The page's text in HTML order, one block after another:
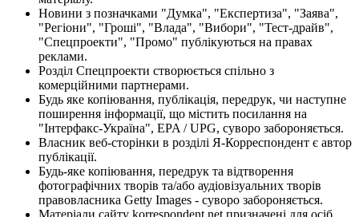
Новини з позначками "Думка", "Експертиза", "Заява",
"Регіони", "Гроші", "Влада", "Вибори", "Тест-драйв",
"Спецпроекти", "Промо" публікуються на правах
реклами.
Розділ Спецпроекти створюється спільно з
комерційними партнерами.
Будь яке копіювання, публікація, передрук, чи наступне
поширення інформації, що містить посилання на
"Інтерфакс-Україна", EPA / UPG, суворо забороняється.
Власник веб-сторінки в розділі Я-Корреспондент є автор
публікації.
Будь-яке копіювання, передрук та відтворення
фотографічних творів та/або аудіовізуальних творів
правовласника Getty Images - суворо забороняється.
Матеріали сайту korrespondent.net призначені для осіб